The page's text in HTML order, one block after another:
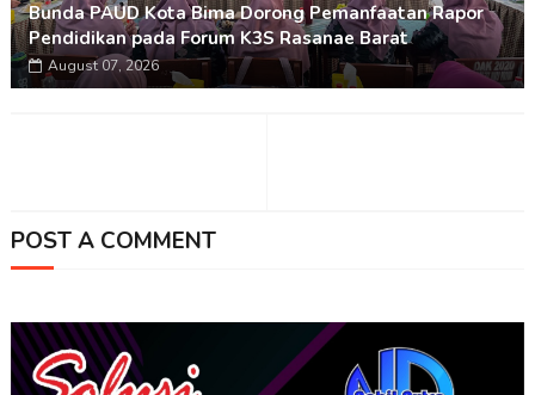
Bunda PAUD Kota Bima Dorong Pemanfaatan Rapor
Pendidikan pada Forum K3S Rasanae Barat
August 07, 2026
POST A COMMENT